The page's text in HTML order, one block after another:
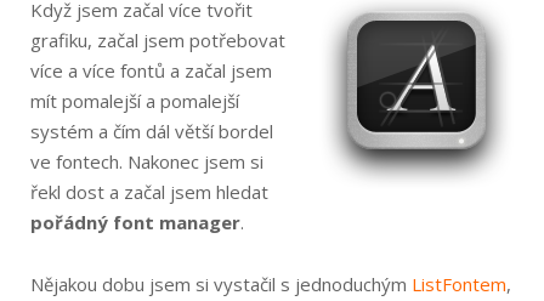
Když jsem začal více tvořit
grafiku, začal jsem potřebovat
více a více fontů a začal jsem
mít pomalejší a pomalejší
systém a čím dál větší bordel
ve fontech. Nakonec jsem si
řekl dost a začal jsem hledat
pořádný font manager.
Nějakou dobu jsem si vystačil s jednoduchým ListFontem,